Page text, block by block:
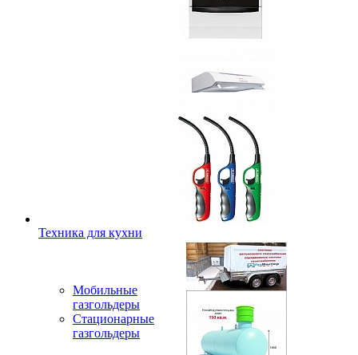
Техника для кухни
Мобильные
газгольдеры
Стационарные
газгольдеры